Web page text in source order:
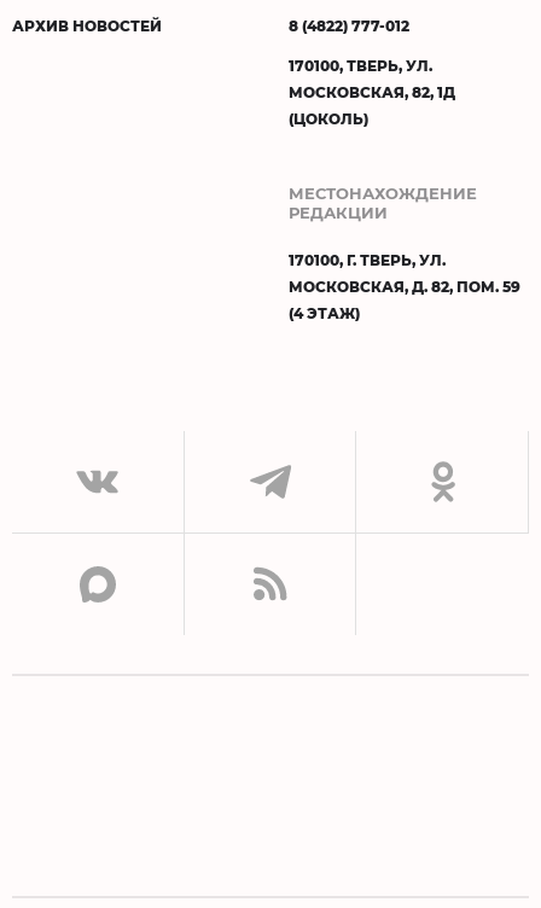
АРХИВ НОВОСТЕЙ 8 (4822) 777-012
170100, ТВЕРЬ, УЛ.
МОСКОВСКАЯ, 82, 1Д
(ЦОКОЛЬ)
МЕСТОНАХОЖДЕНИЕ
РЕДАКЦИИ
170100, Г. ТВЕРЬ, УЛ.
МОСКОВСКАЯ, Д. 82, ПОМ. 59
(4 ЭТАЖ)